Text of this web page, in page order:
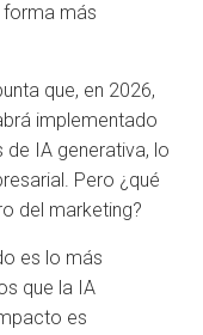
más
que, en 2026,
implementado
IA generativa, lo
‌Pero ¿qué
del marketing?
es lo más
que la IA
es